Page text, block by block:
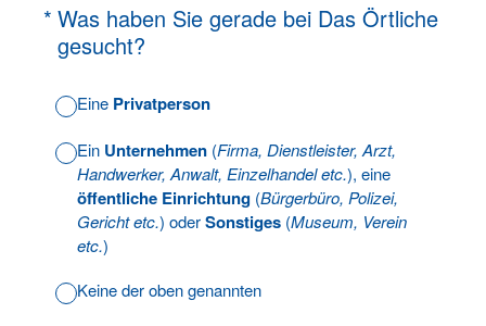
* Was haben Sie gerade bei Das Örtliche
gesucht?
(Erforderlich.)
Eine Privatperson
Ein Unternehmen (Firma, Dienstleister, Arzt,
Handwerker, Anwalt, Einzelhandel etc.), eine
öffentliche Einrichtung (Bürgerbüro, Polizei,
Gericht etc.) oderSonstiges (Museum, Verein
etc.)
Keine der oben genannten